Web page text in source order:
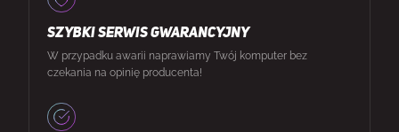
SZYBKI SERWIS GWARANCYJNY
W przypadku awarii naprawiamy Twój komputer bez
czekania na opinię producenta!